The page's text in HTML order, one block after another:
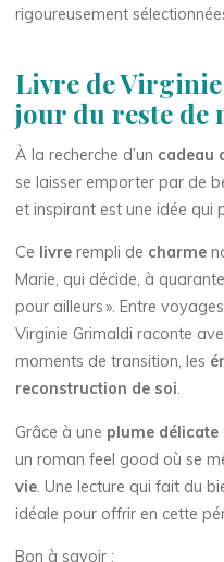
rigoureusement
Livre de
jour du reste de
À la recherche d’un cadeau
se laisser emporter par de
et inspirant est une idée qui
Ce livrerempli de charme
Marie, qui décide, à
pour ailleurs ». Entre
Virginie Grimaldi raconte
moments de transition, les
reconstruction de soi.
Grâce à une plume délicate
un roman feel good où se
vie. Une lecture qui fait du
idéale pour offrir en cette
Bon à savoir :